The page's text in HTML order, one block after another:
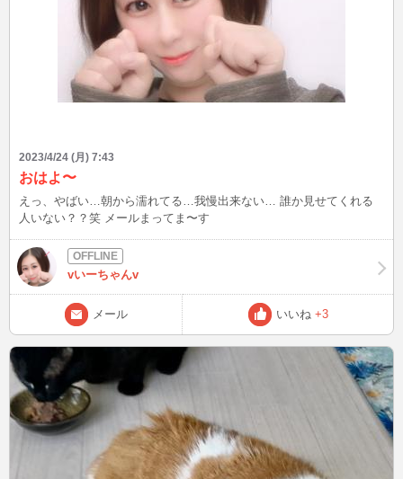
2023/4/24 (月) 7:43
おはよ〜
えっ、やばい…朝から濡れてる…我慢出来ない… 誰か見せてくれる
人いない？？笑 メールまってま〜す
vいーちゃんv
メール いいね +3